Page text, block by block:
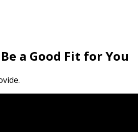
a Good Fit for You